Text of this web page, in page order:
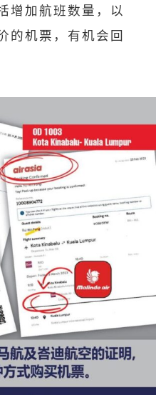
增加航班数量，以
的机票，有机会回